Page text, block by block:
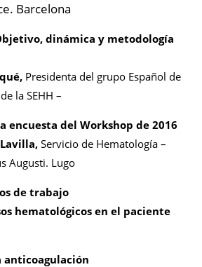
Barcelona
dinámica y metodología
Presidenta del grupo Español de
la SEHH –
encuesta del Workshop de 2016
Servicio de Hematología –
Augusti. Lugo
de trabajo
hematológicos en el paciente
anticoagulación